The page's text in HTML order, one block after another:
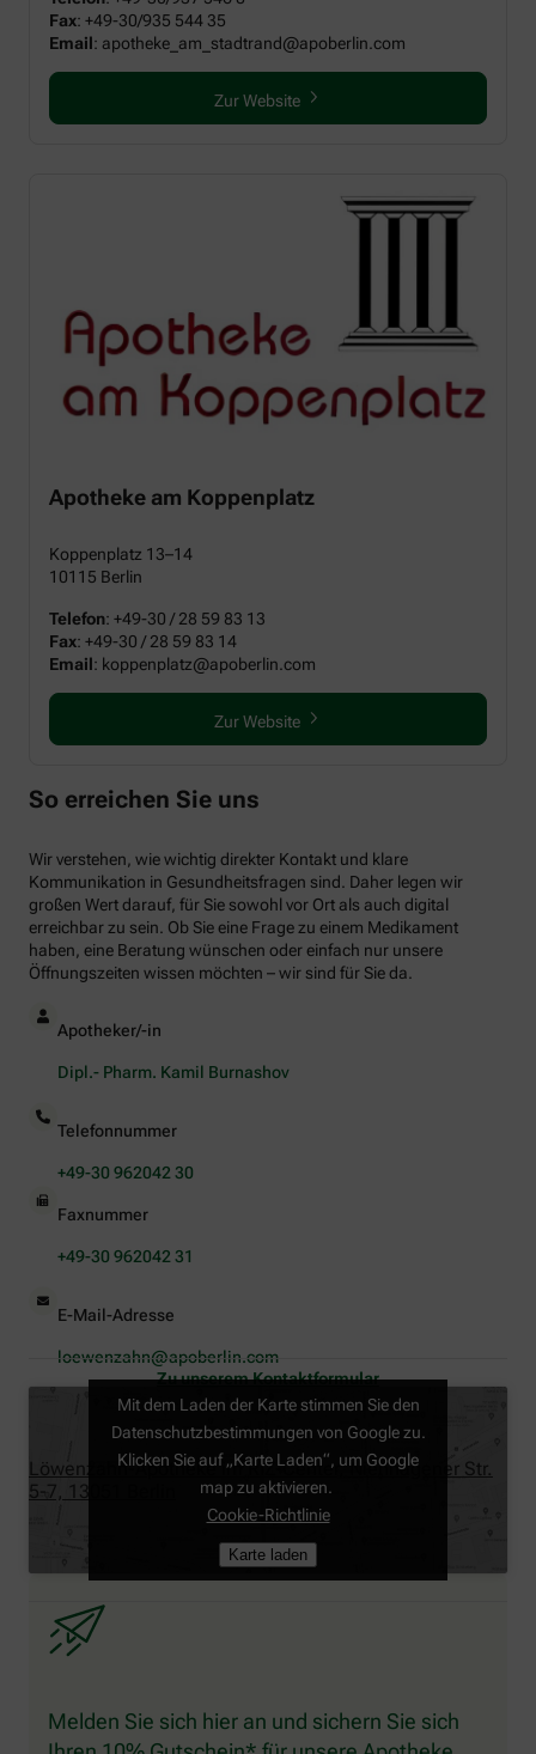
Fax: +49-30/935 544 35
Email: apotheke_am_stadtrand@apoberlin.com
Zur Website
Apotheke am Koppenplatz
Koppenplatz 13–14
10115 Berlin
Telefon: +49-30 / 28 59 83 13
Fax: +49-30 / 28 59 83 14
Email: koppenplatz@apoberlin.com
Zur Website
So erreichen Sie uns
Wir verstehen, wie wichtig direkter Kontakt und klare
Kommunikation in Gesundheitsfragen sind. Daher legen wir
großen Wert darauf, für Sie sowohl vor Ort als auch digital
erreichbar zu sein. Ob Sie eine Frage zu einem Medikament
haben, eine Beratung wünschen oder einfach nur unsere
Öffnungszeiten wissen möchten – wir sind für Sie da.
Apotheker/-in
Dipl.- Pharm. Kamil Burnashov
Telefonnummer
+49-30 962042 30
Faxnummer
+49-30 962042 31
E-Mail-Adresse
loewenzahn@apoberlin.com
Zu unserem Kontaktformular
Löwenzahn-Apotheke im RIZ-Center, Nienhagener Str.
5-7, 13051 Berlin
Mit dem Laden der Karte stimmen Sie den
Datenschutzbestimmungen von Google zu.
Klicken Sie auf „Karte Laden“, um Google
map zu aktivieren.
Cookie-Richtlinie
Karte laden
Melden Sie sich hier an und sichern Sie sich